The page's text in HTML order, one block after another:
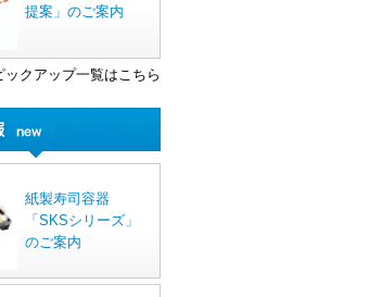
提案」のご案内
ックアップ一覧はこちら
紙製寿司容器
「SKSシリーズ」
のご案内